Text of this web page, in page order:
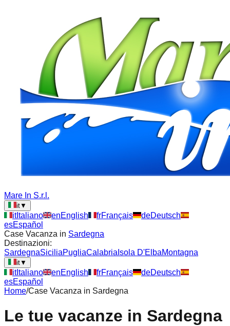
Mare In S.r.l.
it▼
itItaliano enEnglish frFrançais deDeutsch
esEspañol
Case Vacanza in Sardegna
Destinazioni:
SardegnaSiciliaPugliaCalabria Isola D'ElbaMontagna
it▼
itItaliano enEnglish frFrançais deDeutsch
esEspañol
Home/Case Vacanza in Sardegna
Le tue vacanze in Sardegna